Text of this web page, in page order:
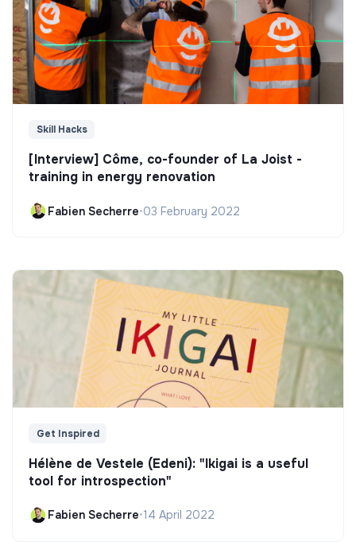
Skill Hacks
[Interview] Côme, co-founder of La Joist -
training in energy renovation
Fabien Secherre•03 February 2022
Get Inspired
Hélène de Vestele (Edeni): "Ikigai is a useful
tool for introspection"
Fabien Secherre•14 April 2022